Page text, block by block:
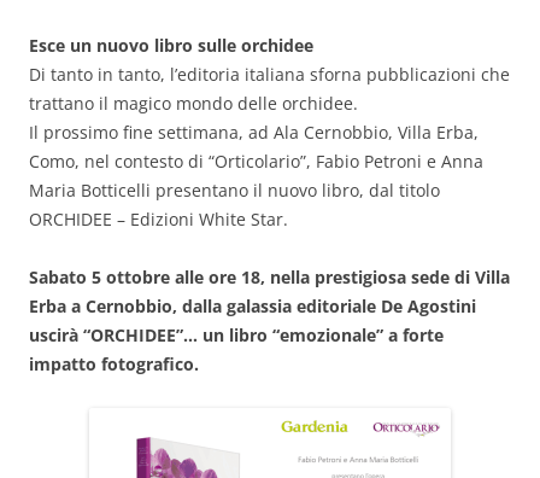
Esce un nuovo libro sulle orchidee
Di tanto in tanto, l’editoria italiana sforna pubblicazioni che
trattano il magico mondo delle orchidee.
Il prossimo fine settimana, ad Ala Cernobbio, Villa Erba,
Como, nel contesto di “Orticolario”, Fabio Petroni e Anna
Maria Botticelli presentano il nuovo libro, dal titolo
ORCHIDEE – Edizioni White Star.
Sabato 5 ottobre alle ore 18, nella prestigiosa sede di Villa
Erba a Cernobbio, dalla galassia editoriale De Agostini
uscirà “ORCHIDEE”… un libro “emozionale” a forte
impatto fotografico.